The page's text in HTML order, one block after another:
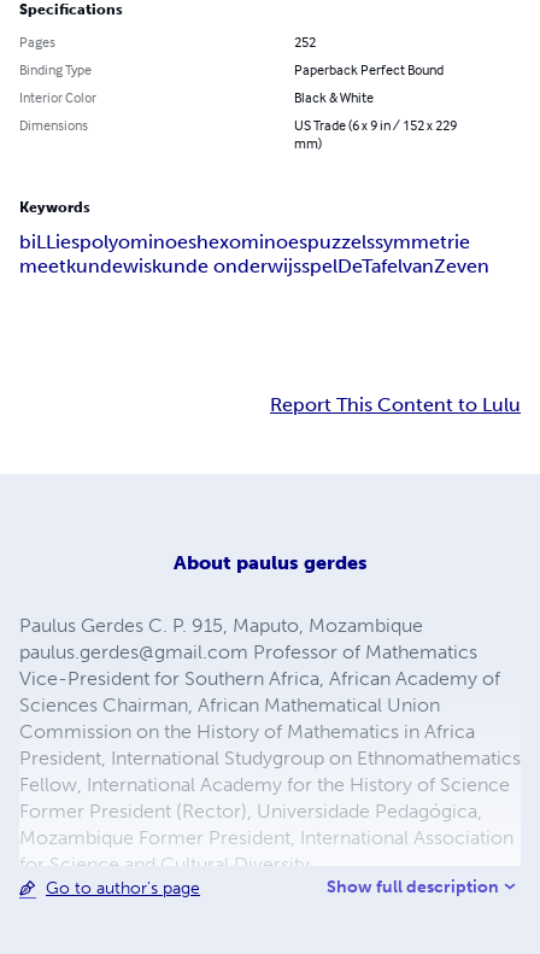
Specifications
Pages
252
Binding Type
Paperback Perfect Bound
Interior Color
Black & White
Dimensions
US Trade (6 x 9 in / 152 x 229
mm)
Keywords
biLLiespolyominoeshexominoespuzzelssymmetrie
meetkundewiskunde onderwijsspelDeTafelvanZeven
Report This Content to Lulu
About paulus gerdes
Paulus Gerdes C. P. 915, Maputo, Mozambique
paulus.gerdes@gmail.com Professor of Mathematics
Vice-President for Southern Africa, African Academy of
Sciences Chairman, African Mathematical Union
Commission on the History of Mathematics in Africa
President, International Studygroup on Ethnomathematics
Fellow, International Academy for the History of Science
Former President (Rector), Universidade Pedagógica,
Mozambique Former President, International Association
for Science and Cultural Diversity
Go to author's page Show full description